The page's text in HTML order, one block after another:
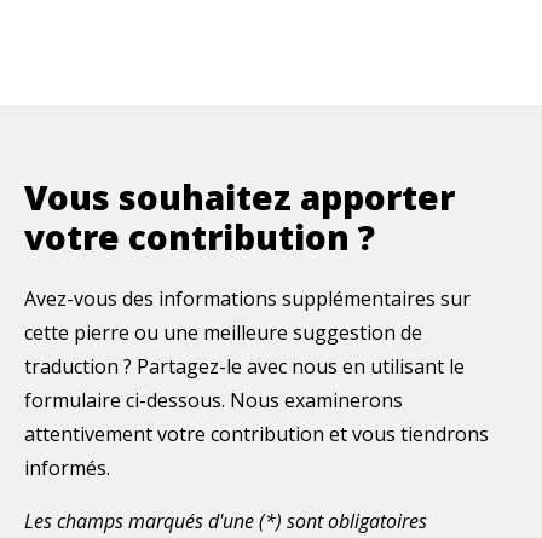
Vous souhaitez apporter
votre contribution ?
Avez-vous des informations supplémentaires sur
cette pierre ou une meilleure suggestion de
traduction ? Partagez-le avec nous en utilisant le
formulaire ci-dessous. Nous examinerons
attentivement votre contribution et vous tiendrons
informés.
Les champs marqués d'une (*) sont obligatoires